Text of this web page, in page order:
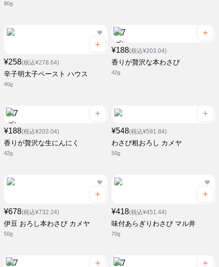
80g
¥258(税込¥278.64)
辛子明太子ペースト ハウス
40g
¥188(税込¥203.04)
香りが贅沢な本わさび
42g
¥188(税込¥203.04)
香りが贅沢な生にんにく
42g
¥548(税込¥591.84)
わさび粗おろし カメヤ
50g
¥678(税込¥732.24)
伊豆 おろし本わさび カメヤ
50g
¥418(税込¥451.44)
味付あらぎりわさび マル井
70g